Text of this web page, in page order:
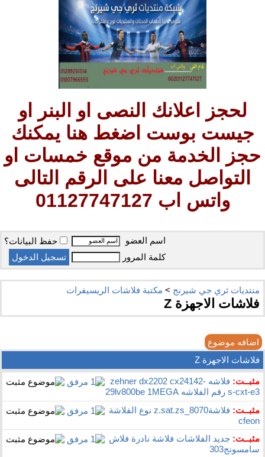
لحجز اعلانك النصى او البنر او
جيست بوست اضغط هنا يمكنك
حجز الخدمة من موقع خمسات او
التواصل معنا على الرقم التالى
واتس اب 01127747127
اسم العضو
حفظ البيانات؟
كلمة المرور
منتديات ثري جي شيرنج > مكتبة فلاشات الريسيفرات
فلاشات الاجهزة Z
اضافه موضوع
فلاشات الاجهزة Z
مثبــت:
فلاشه zehner dx2202 cx24142-
s-cxt-e3 رقم الفلاشه 29lv800be 1MEGA
مثبــت:
فلاشةz.sat.zs_8070 نوع الفلاشة
cfeon
مثبــت: جديد الفلاشات فلاشة نادرة فلاش
سامسونج303